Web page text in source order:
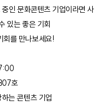
인 문화콘텐츠 기업이라면 사
있는 좋은 기회
회를 만나보세요!
호
는 콘텐츠 기업